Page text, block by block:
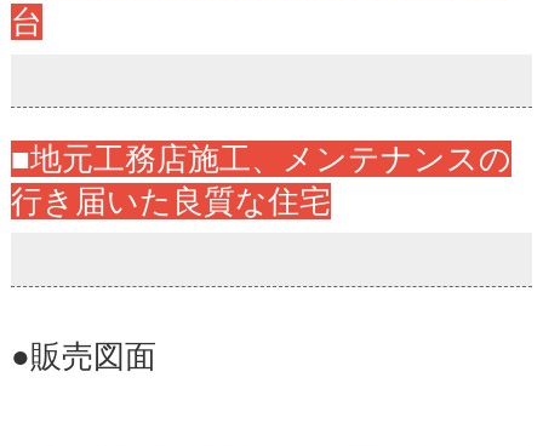
台
■地元工務店施工、メンテナンスの
行き届いた良質な住宅
●販売図面